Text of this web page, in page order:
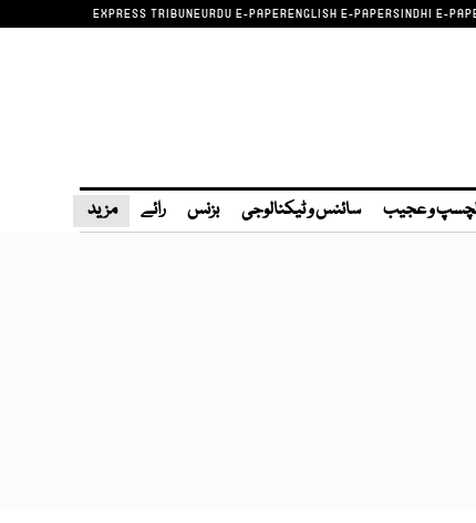
EXPRESS TRIBUNEURDU E-PAPERENGLISH E-PAPERSINDHI E-
و عجیب سائنس و ٹیکنالوجی بزنس رائے مزید